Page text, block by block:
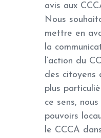
avis aux
Nous
mettre en
la
l’action du
des citoyens
plus
ce sens,
pouvoirs
le CCCA